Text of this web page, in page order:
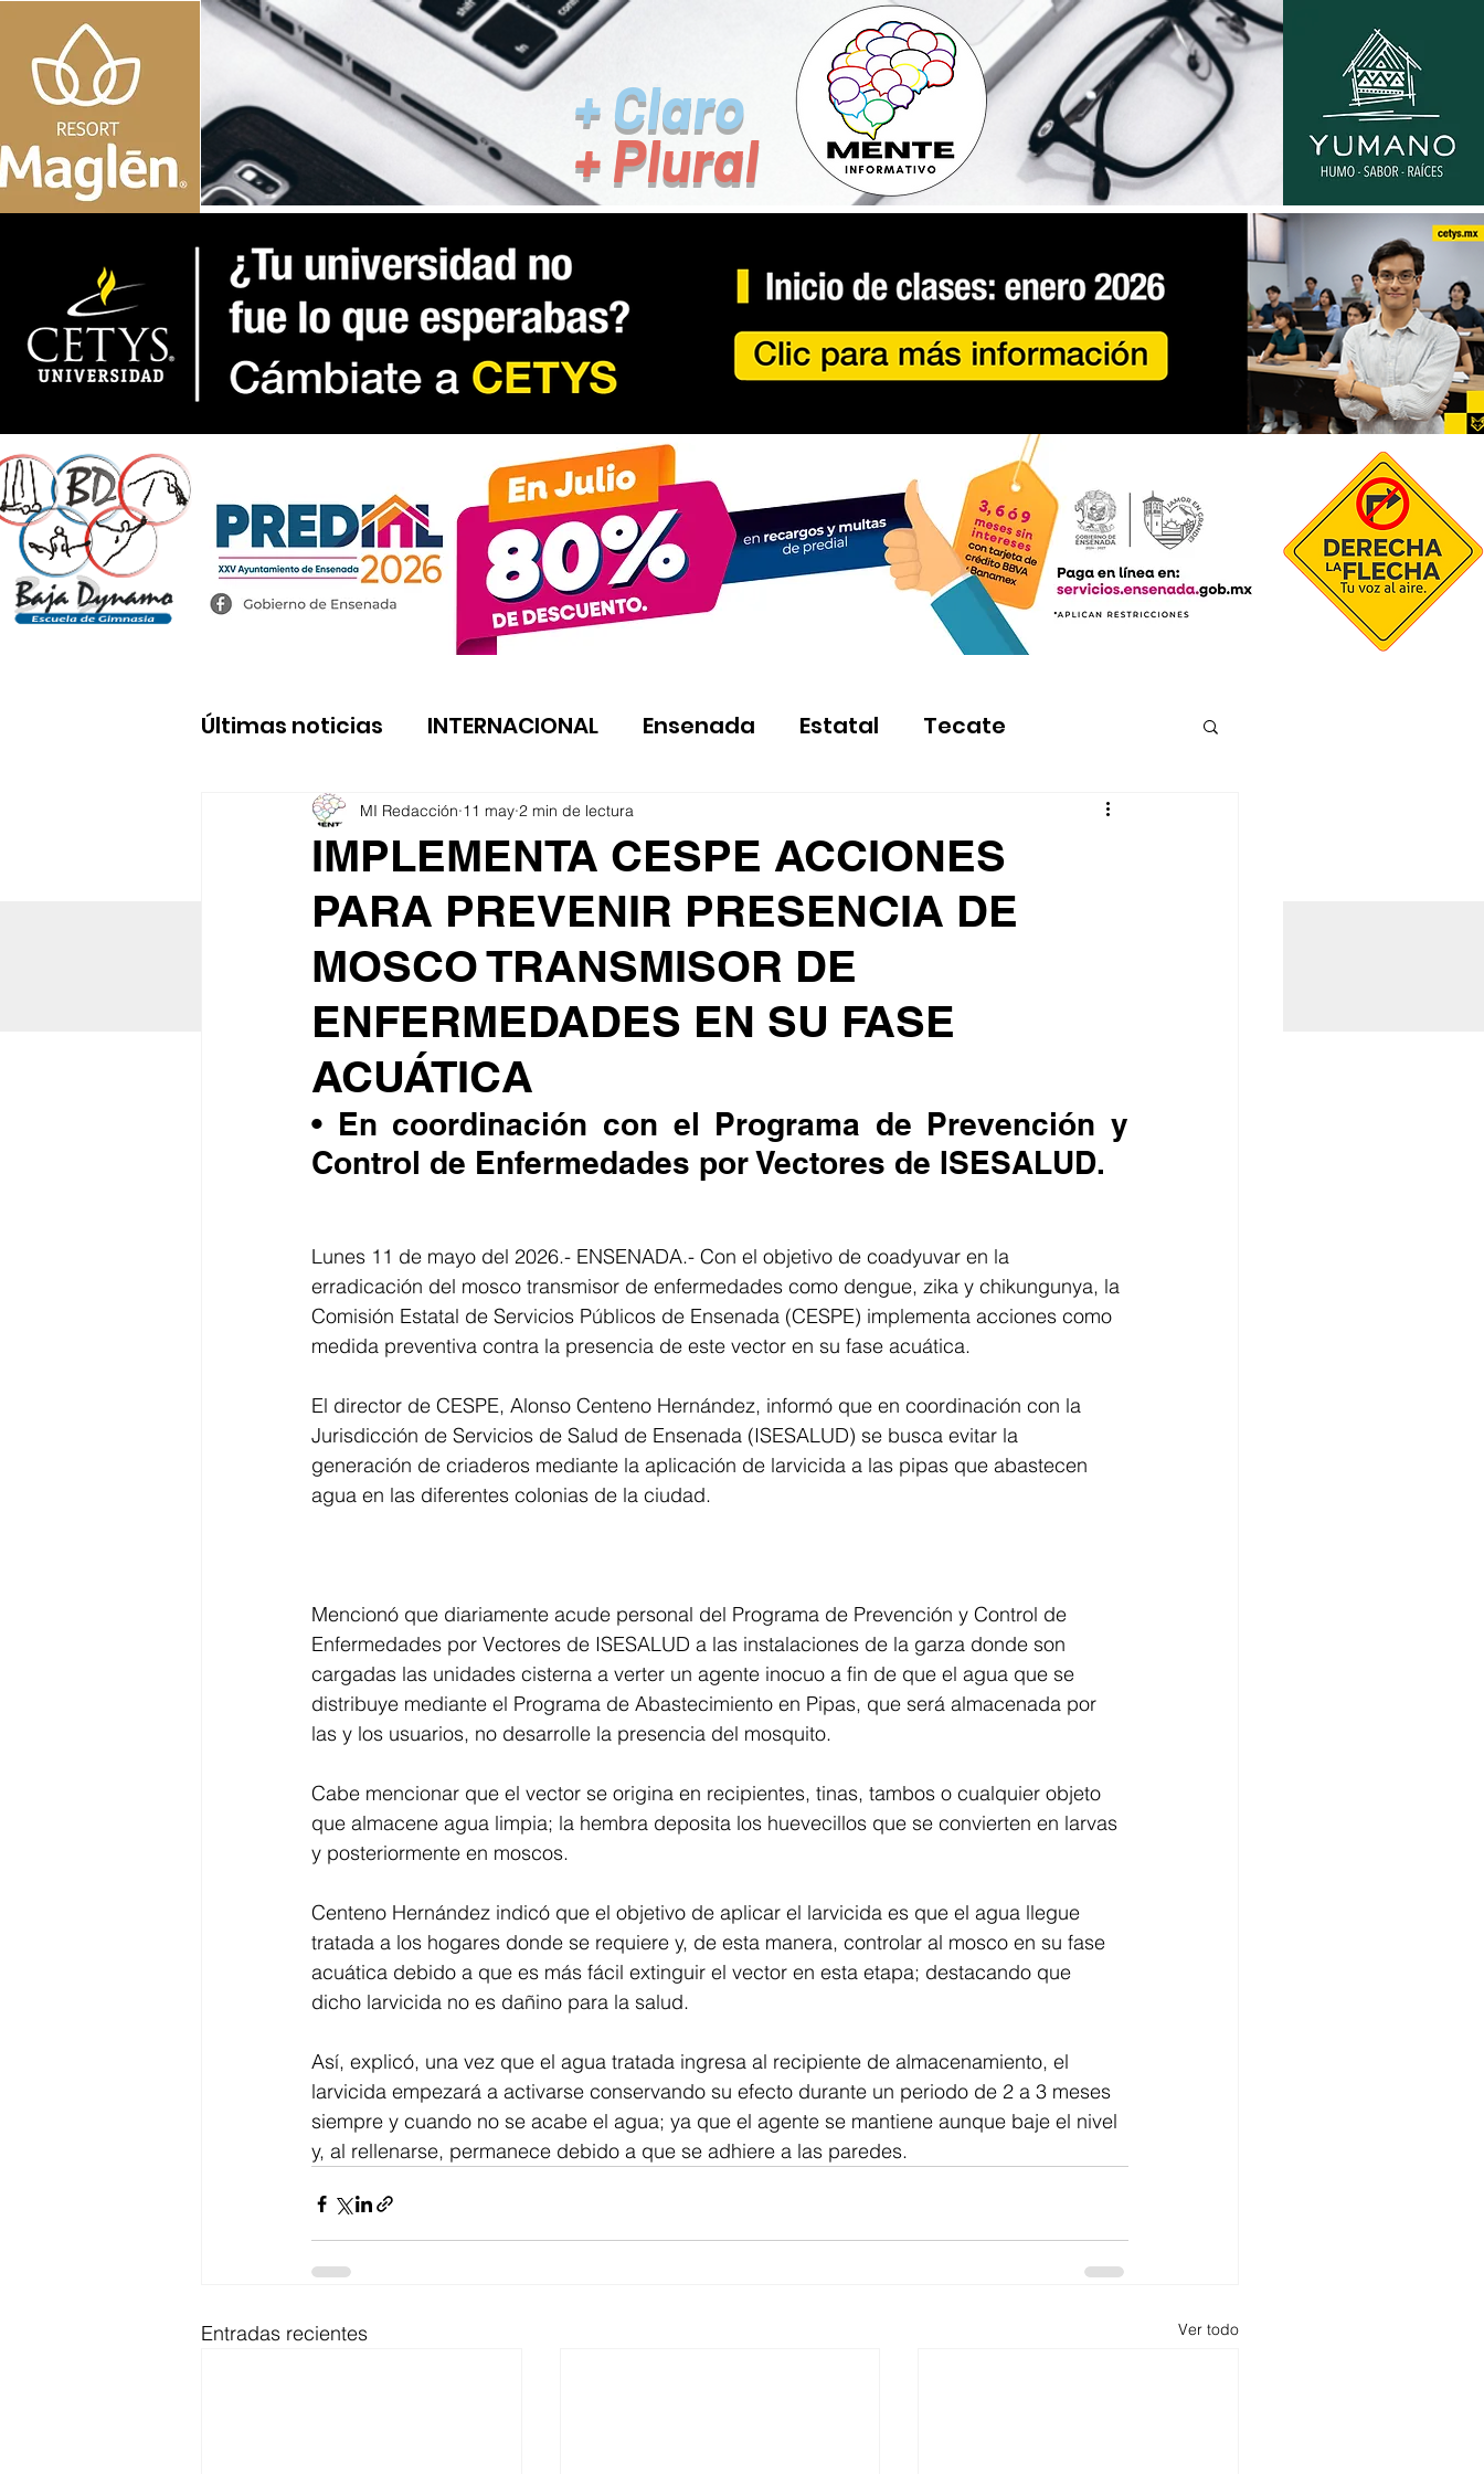
+ Claro
+ Plural
Últimas noticias INTERNACIONAL Ensenada Estatal Tecate
IMPLEMENTA CESPE ACCIONES
PARA PREVENIR PRESENCIA DE
MOSCO TRANSMISOR DE
ENFERMEDADES EN SU FASE
ACUÁTICA
MI Redacción 11 may 2 min de lectura
• En coordinación con el Programa de Prevención y
Control de Enfermedades por Vectores de ISESALUD.
Lunes 11 de mayo del 2026.- ENSENADA.- Con el objetivo de coadyuvar en la
erradicación del mosco transmisor de enfermedades como dengue, zika y chikungunya, la
Comisión Estatal de Servicios Públicos de Ensenada (CESPE) implementa acciones como
medida preventiva contra la presencia de este vector en su fase acuática.
El director de CESPE, Alonso Centeno Hernández, informó que en coordinación con la
Jurisdicción de Servicios de Salud de Ensenada (ISESALUD) se busca evitar la
generación de criaderos mediante la aplicación de larvicida a las pipas que abastecen
agua en las diferentes colonias de la ciudad.
Mencionó que diariamente acude personal del Programa de Prevención y Control de
Enfermedades por Vectores de ISESALUD a las instalaciones de la garza donde son
cargadas las unidades cisterna a verter un agente inocuo a fin de que el agua que se
distribuye mediante el Programa de Abastecimiento en Pipas, que será almacenada por
las y los usuarios, no desarrolle la presencia del mosquito.
Cabe mencionar que el vector se origina en recipientes, tinas, tambos o cualquier objeto
que almacene agua limpia; la hembra deposita los huevecillos que se convierten en larvas
y posteriormente en moscos.
Centeno Hernández indicó que el objetivo de aplicar el larvicida es que el agua llegue
tratada a los hogares donde se requiere y, de esta manera, controlar al mosco en su fase
acuática debido a que es más fácil extinguir el vector en esta etapa; destacando que
dicho larvicida no es dañino para la salud.
Así, explicó, una vez que el agua tratada ingresa al recipiente de almacenamiento, el
larvicida empezará a activarse conservando su efecto durante un periodo de 2 a 3 meses
siempre y cuando no se acabe el agua; ya que el agente se mantiene aunque baje el nivel
y, al rellenarse, permanece debido a que se adhiere a las paredes.
Entradas recientes Ver todo